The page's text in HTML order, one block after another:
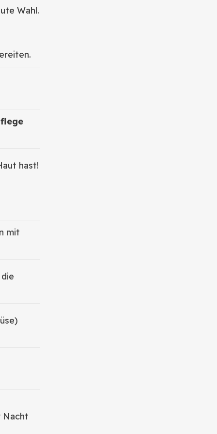
Wahl.
hast!
mit
Nacht